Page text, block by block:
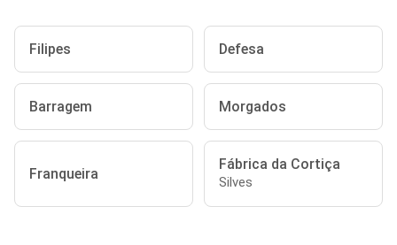
Filipes Defesa
Barragem Morgados
Franqueira
Fábrica da Cortiça
Silves